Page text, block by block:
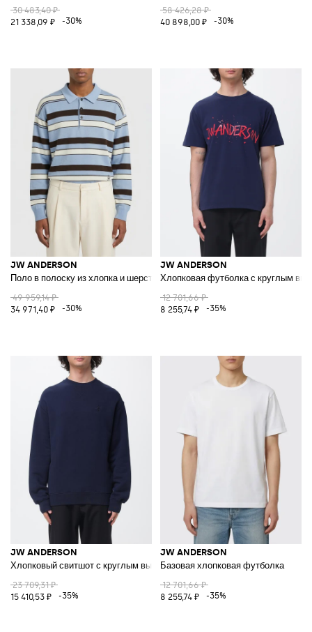
30 483,40 ₽
21 338,09 ₽
-30%
58 426,28 ₽
40 898,00 ₽
-30%
JW ANDERSON
Поло в полоску из хлопка и шерсти
49 959,14 ₽
34 971,40 ₽
-30%
JW ANDERSON
Хлопковая футболка с круглым
12 701,66 ₽
8 255,74 ₽
-35%
JW ANDERSON
Хлопковый свитшот с круглым вырезом и логотипом
23 709,31 ₽
15 410,53 ₽
-35%
JW ANDERSON
Базовая хлопковая футболка
12 701,66 ₽
8 255,74 ₽
-35%